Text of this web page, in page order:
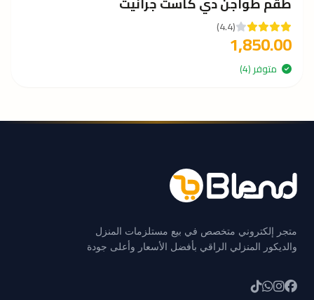
(4.4)
1,850.00
متوفر (4)
متجر إلكتروني متخصص في بيع مستلزمات المنزل
والديكور المنزلي الراقي بأفضل الأسعار وأعلى جودة